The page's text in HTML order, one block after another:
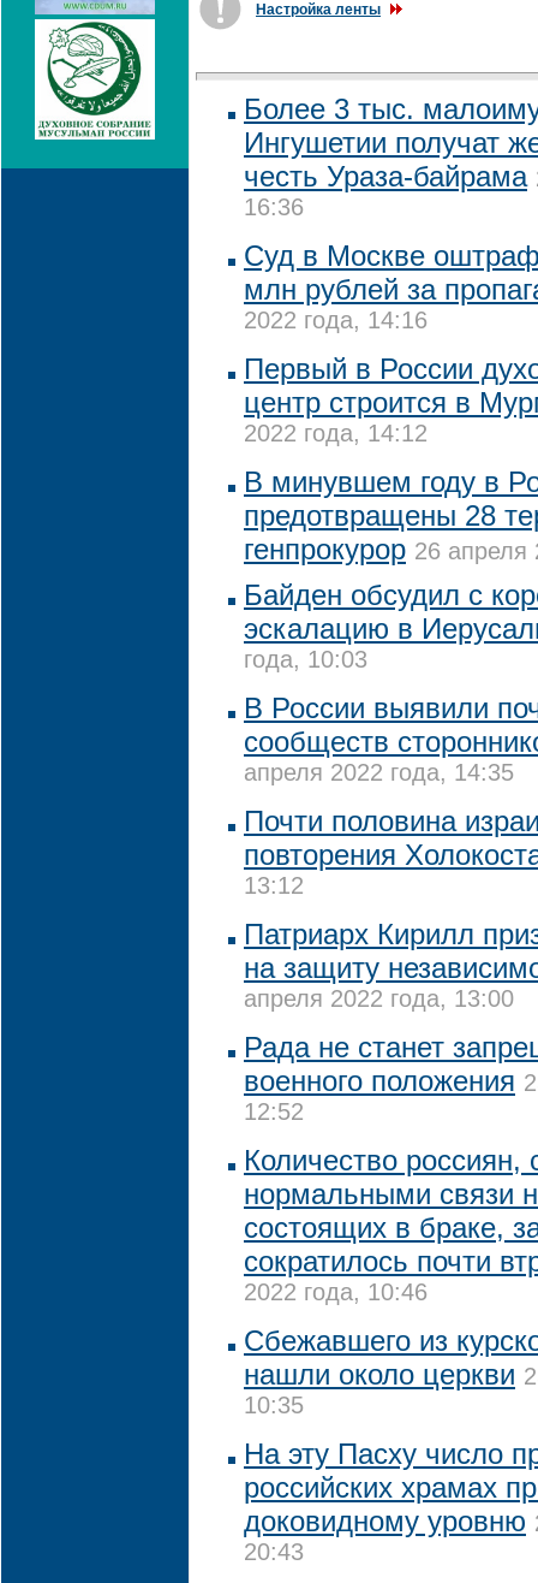
Настройка ленты
Более 3 тыс.
Ингушетии получат
честь Ураза-байрама
16:36
Суд в Москве
млн рублей за
2022 года, 14:16
Первый в России
центр строится в
2022 года, 14:12
В минувшем году в
предотвращены 28
генпрокурор 26 апреля
Байден обсудил с
эскалацию в
года, 10:03
В России выявили
сообществ
апреля 2022 года, 14:35
Почти половина
повторения
13:12
Патриарх Кирилл
на защиту
апреля 2022 года, 13:00
Рада не станет
военного положения
12:52
Количество
нормальными связи
состоящих в браке,
сократилось почти
2022 года, 10:46
Сбежавшего из
нашли около церкви
10:35
На эту Пасху число
российских храмах
доковидному уровню
20:43